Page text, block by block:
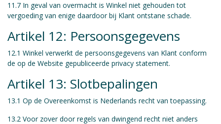
11.7 In geval van overmacht is Winkel niet gehouden tot
vergoeding van enige daardoor bij Klant ontstane schade.
Artikel 12: Persoonsgegevens
12.1 Winkel verwerkt de persoonsgegevens van Klant conform
de op de Website gepubliceerde privacy statement.
Artikel 13: Slotbepalingen
13.1 Op de Overeenkomst is Nederlands recht van toepassing.
13.2 Voor zover door regels van dwingend recht niet anders